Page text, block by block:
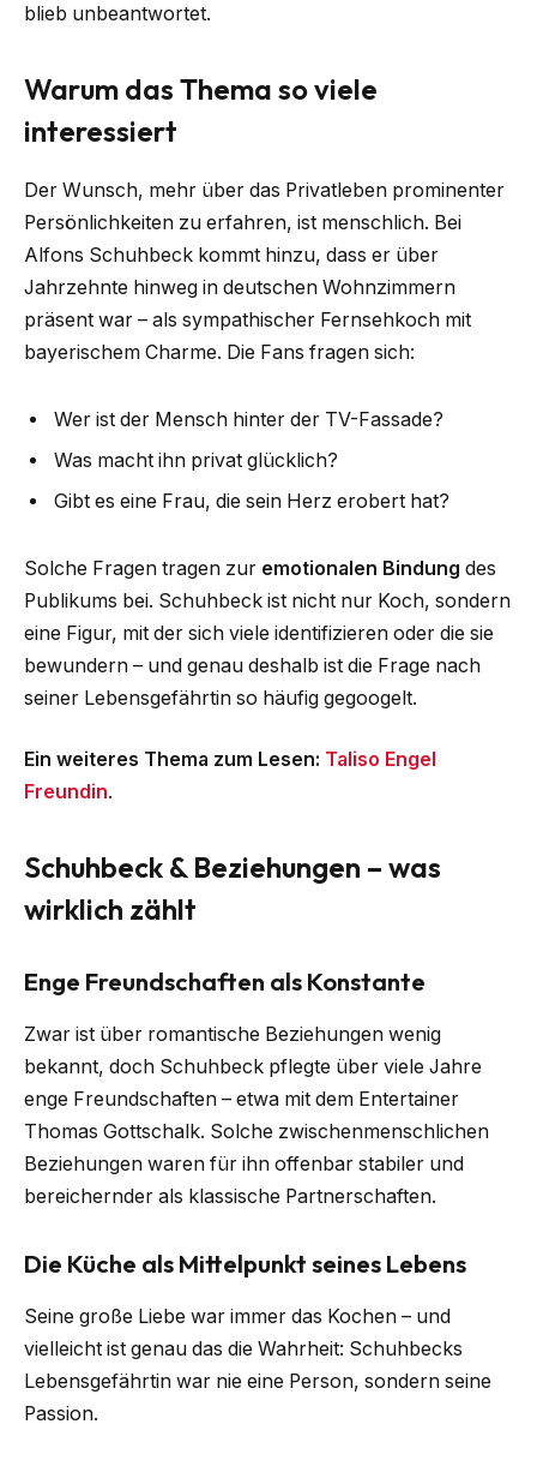
blieb unbeantwortet.
Warum das Thema so viele
interessiert
Der Wunsch, mehr über das Privatleben prominenter
Persönlichkeiten zu erfahren, ist menschlich. Bei
Alfons Schuhbeck kommt hinzu, dass er über
Jahrzehnte hinweg in deutschen Wohnzimmern
präsent war – als sympathischer Fernsehkoch mit
bayerischem Charme. Die Fans fragen sich:
Wer ist der Mensch hinter der TV-Fassade?
Was macht ihn privat glücklich?
Gibt es eine Frau, die sein Herz erobert hat?
Solche Fragen tragen zur emotionalen Bindung des
Publikums bei. Schuhbeck ist nicht nur Koch, sondern
eine Figur, mit der sich viele identifizieren oder die sie
bewundern – und genau deshalb ist die Frage nach
seiner Lebensgefährtin so häufig gegoogelt.
Ein weiteres Thema zum Lesen: Taliso Engel
Freundin.
Schuhbeck & Beziehungen – was
wirklich zählt
Enge Freundschaften als Konstante
Zwar ist über romantische Beziehungen wenig
bekannt, doch Schuhbeck pflegte über viele Jahre
enge Freundschaften – etwa mit dem Entertainer
Thomas Gottschalk. Solche zwischenmenschlichen
Beziehungen waren für ihn offenbar stabiler und
bereichernder als klassische Partnerschaften.
Die Küche als Mittelpunkt seines Lebens
Seine große Liebe war immer das Kochen – und
vielleicht ist genau das die Wahrheit: Schuhbecks
Lebensgefährtin war nie eine Person, sondern seine
Passion.